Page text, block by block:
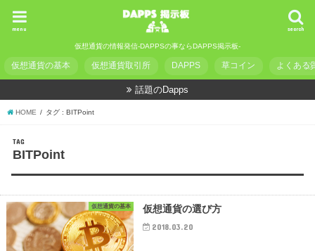
仮想通貨の情報発信-DAPPSの事ならDAPPS掲示板-
search
menu
仮想通貨の基本 仮想通貨取引所 DAPPS 草コイン よくある
話題のDapps
HOME タグ : BITPoint
TAG
BITPoint
仮想通貨の基本 仮想通貨の選び方
2018.03.20